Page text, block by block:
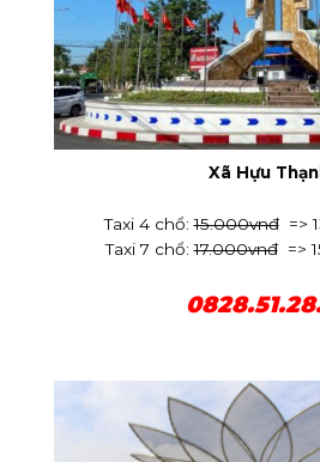
Xã Hựu
Taxi 4 chổ:15.000vnđ=>
Taxi 7 chổ:17.000vnđ=>